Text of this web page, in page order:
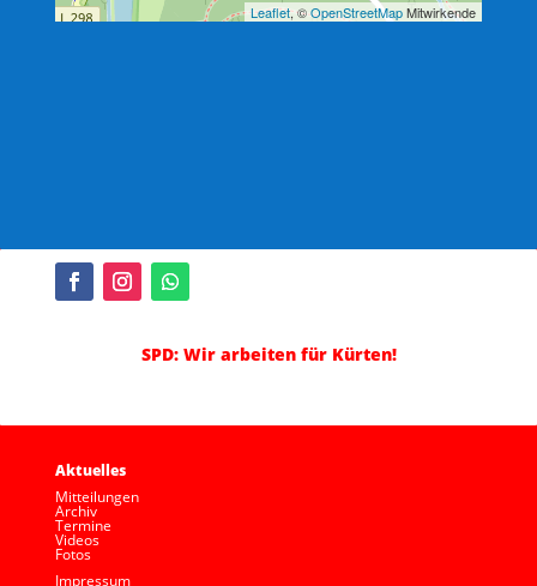
Leaflet, ©OpenStreetMapMitwirkende
SPD: Wir arbeiten für Kürten!
Aktuelles
Mitteilungen
Archiv
Termine
Videos
Fotos
Impressum